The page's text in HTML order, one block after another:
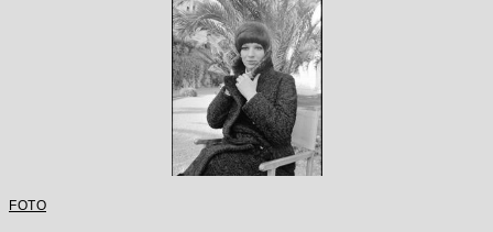
FOTO